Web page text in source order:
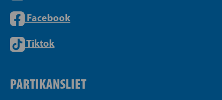
Facebook
Tiktok
PARTIKANSLIET